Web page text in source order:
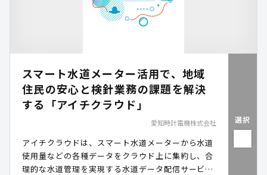
スマート水道メーター活用で、地域
住民の安心と検針業務の課題を解決
する「アイチクラウド」
愛知時計電機株式会社
アイチクラウドは、スマート水道メーターから水道
使用量などの各種データをクラウド上に集約し、合
理的な水道管理を実現する水道データ配信サービス
選択